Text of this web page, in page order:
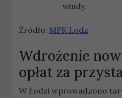
windy.
Źródło: MPK Lodz
Wdrożenie
opłat za
W Łodzi wprowadzono